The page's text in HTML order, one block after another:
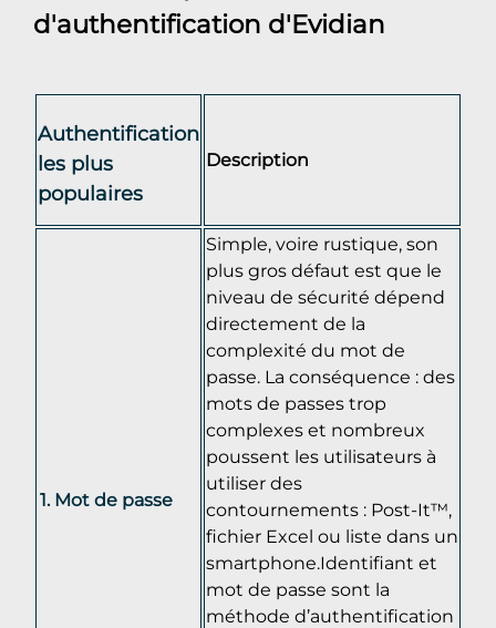
d'authentification d'Evidian
Authentification
les plus
populaires
Description
Mot de passe
Simple, voire rustique, son
plus gros défaut est que le
niveau de sécurité dépend
directement de la
complexité du mot de
passe. La conséquence : des
mots de passes trop
complexes et nombreux
poussent les utilisateurs à
utiliser des
contournements : Post-It™,
fichier Excel ou liste dans un
smartphone.Identifiant et
mot de passe sont la
méthode d’authentification